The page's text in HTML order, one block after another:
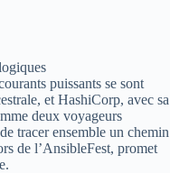
puissants se sont
et HashiCorp, avec sa
deux voyageurs
tracer ensemble un chemin
de l’AnsibleFest, promet